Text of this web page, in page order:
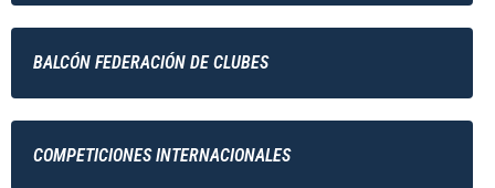
BALCÓN FEDERACIÓN DE CLUBES
COMPETICIONES INTERNACIONALES